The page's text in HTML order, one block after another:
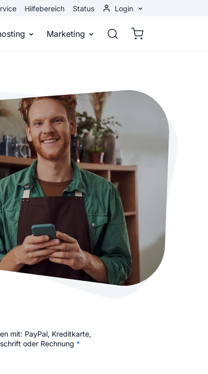
Hilfebereich Status Login
Kundenbereich
Webmail
Programmierkenntnisse
noch heute online
lassen Sehr beliebt
erstellt Ihre Website
Domains, E-Mails und Datenbanken
Rankingcoach
Schnell und einfach an die Spitze bei Google
Premium Services
Individuelle technische Unterstützung
Marketing
Bessere Platzierung in
Google Anzeigen
Sofort sichtbar bei Google
Banner-Werbung
Deine Anzeigen auf anderen
Social Media Marketing
Mehr Kunden über Instagram &
Online Complete
mit: PayPal, Kreditkarte,
oder Rechnung *